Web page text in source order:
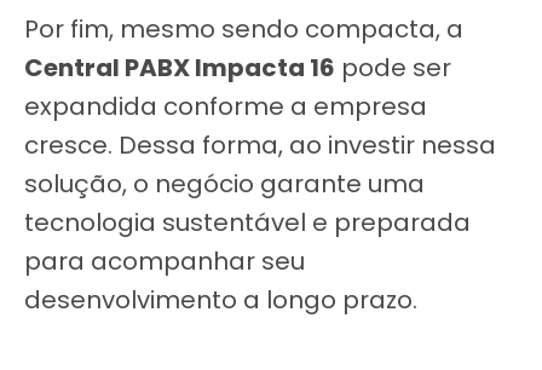
Por fim, mesmo sendo compacta, a
Central PABX Impacta 16 pode ser
expandida conforme a empresa
cresce. Dessa forma, ao investir nessa
solução, o negócio garante uma
tecnologia sustentável e preparada
para acompanhar seu
desenvolvimento a longo prazo.